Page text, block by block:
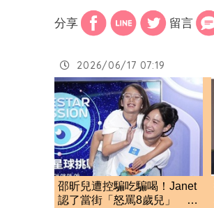
分享 留言
2026/06/17 07:19
邵昕兒遭控騙吃騙喝！Janet
認了當街「怒罵8歲兒」 衝